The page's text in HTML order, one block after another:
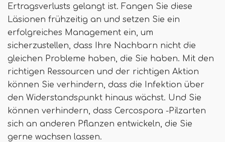
Ertragsverlusts gelangt ist. Fangen Sie diese
Läsionen frühzeitig an und setzen Sie ein
erfolgreiches Management ein, um
sicherzustellen, dass Ihre Nachbarn nicht die
gleichen Probleme haben, die Sie haben. Mit den
richtigen Ressourcen und der richtigen Aktion
können Sie verhindern, dass die Infektion über
den Widerstandspunkt hinaus wächst. Und Sie
können verhindern, dass Cercospora -Pilzarten
sich an anderen Pflanzen entwickeln, die Sie
gerne wachsen lassen.